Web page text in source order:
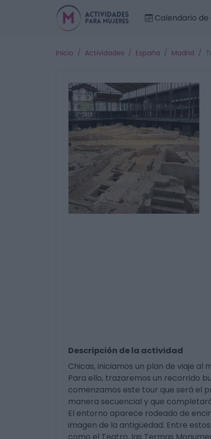
Calendario
Inicio Actividades España Madrid
Descripción de la actividad
Chicas, iniciamos un plan de viaje al
Para ello, trazaremos un recorrido
comenzamos este tour que será el
manera secuencial y que
El entorno aparece rodeado de
imagen de la antigüedad. Entre